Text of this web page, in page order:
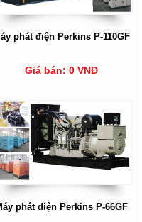
phát điện Perkins P-110GF
Giá bán: 0 VNĐ
phát điện Perkins P-66GF